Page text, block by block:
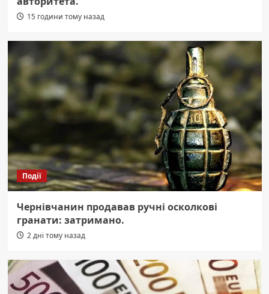
15 години тому назад
Події
Чернівчанин продавав ручні осколкові
гранати: затримано.
2 дні тому назад